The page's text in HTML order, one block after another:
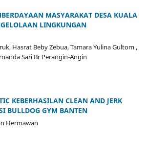
MASYARAKAT DESA KUALA
LINGKUNGAN
Hasrat Beby Zebua, Tamara Yulina Gultom ,
Sari Br Perangin-Angin
KEBERHASILAN CLEAN AND JERK
BULLDOG GYM BANTEN
Hermawan